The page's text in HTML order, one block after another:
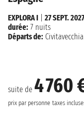
suite de 4 760
prix par personne taxes
EXPLORA I
27 SEPT. 2027
durée: 7 nuits
Départs de: Civitavecchia